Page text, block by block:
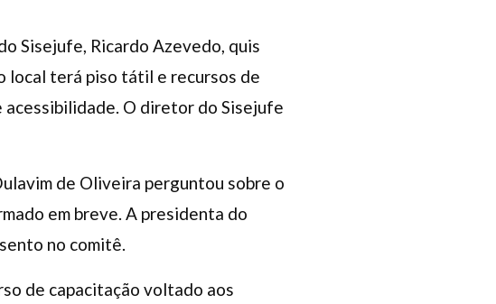
Sisejufe, Ricardo Azevedo, quis
local terá piso tátil e recursos de
acessibilidade. O diretor do Sisejufe
de Oliveira perguntou sobre o
em breve. A presidenta do
no comitê.
de capacitação voltado aos